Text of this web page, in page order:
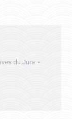
du Jura